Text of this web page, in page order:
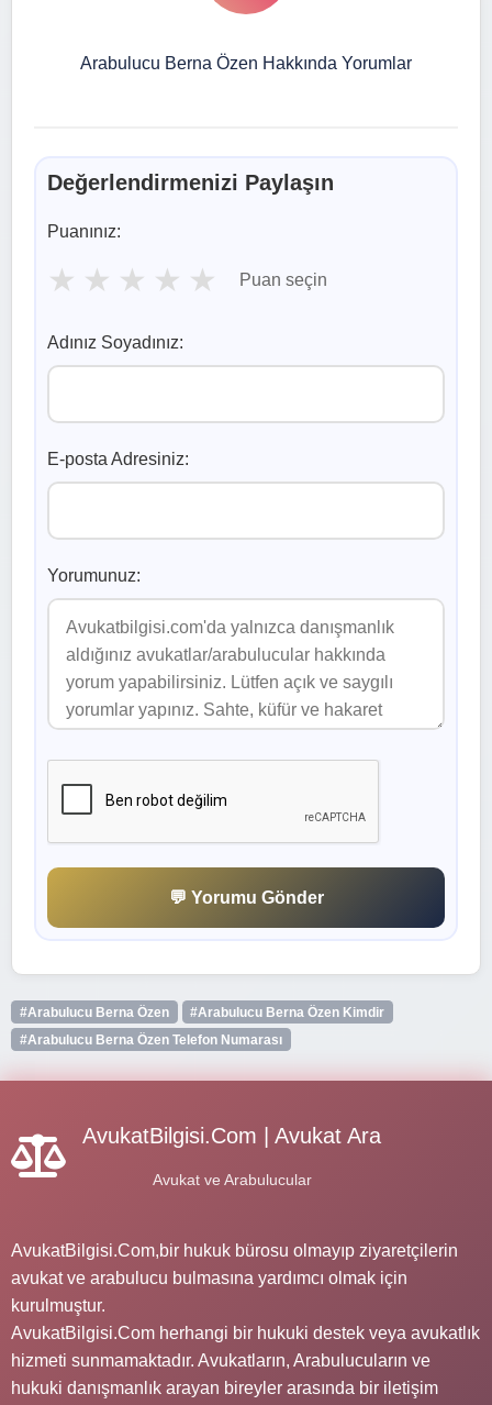
Arabulucu Berna Özen Hakkında Yorumlar
Değerlendirmenizi Paylaşın
Puanınız:
★ ★ ★ ★ ★ Puan seçin
Adınız Soyadınız:
E-posta Adresiniz:
Yorumunuz:
💬 Yorumu Gönder
#Arabulucu Berna Özen
#Arabulucu Berna Özen Kimdir
#Arabulucu Berna Özen Telefon Numarası
AvukatBilgisi.Com | Avukat Ara
Avukat ve Arabulucular
AvukatBilgisi.Com,bir hukuk bürosu olmayıp ziyaretçilerin
avukat ve arabulucu bulmasına yardımcı olmak için
kurulmuştur.
AvukatBilgisi.Com herhangi bir hukuki destek veya avukatlık
hizmeti sunmamaktadır. Avukatların, Arabulucuların ve
hukuki danışmanlık arayan bireyler arasında bir iletişim